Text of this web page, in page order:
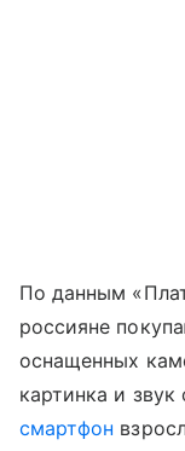
По данным
россияне
оснащенных
картинка и звук
смартфон